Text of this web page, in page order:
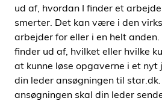
ud af, hvordan I finder et
smerter. Det kan være i den
arbejder for eller i en helt anden.
finder ud af, hvilket eller hvilke
at kunne løse opgaverne i et nyt
din leder ansøgningen til
ansøgningen skal din leder